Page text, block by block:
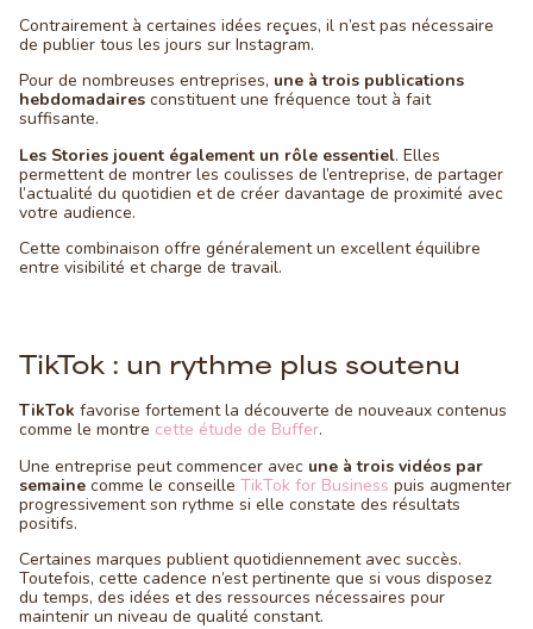
Contrairement à certaines idées reçues, il n’est pas nécessaire
de publier tous les jours sur Instagram.
Pour de nombreuses entreprises, une à trois publications
hebdomadaires constituent une fréquence tout à fait
suffisante.
Les Stories jouent également un rôle essentiel. Elles
permettent de montrer les coulisses de l’entreprise, de partager
l’actualité du quotidien et de créer davantage de proximité avec
votre audience.
Cette combinaison offre généralement un excellent équilibre
entre visibilité et charge de travail.
TikTok : un rythme plus soutenu
TikTok favorise fortement la découverte de nouveaux contenus
comme le montre cette étude de Buffer.
Une entreprise peut commencer avec une à trois vidéos par
semaine comme le conseille TikTok for Business puis augmenter
progressivement son rythme si elle constate des résultats
positifs.
Certaines marques publient quotidiennement avec succès.
Toutefois, cette cadence n’est pertinente que si vous disposez
du temps, des idées et des ressources nécessaires pour
maintenir un niveau de qualité constant.